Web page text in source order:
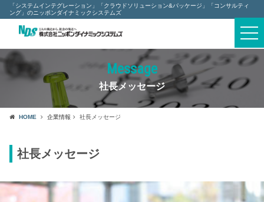
「システムインテグレーション」「クラウドソリューション&パッケージ」「コンサルティ
ング」のニッポンダイナミックシステムズ
Message
社長メッセージ
HOME 企業情報 社長メッセージ
社長メッセージ